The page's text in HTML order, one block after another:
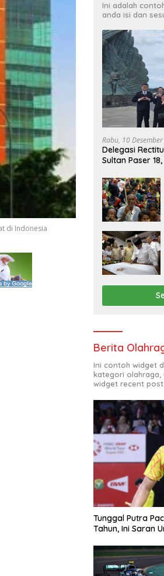
di Indonesia
Ini adalah
anda isi dan
Rabu, 10
Delegasi
Sultan Paser
Berita
Ini contoh widget
kategori olahraga,
widget recent post
Tunggal Putra
Tahun, Ini Saran